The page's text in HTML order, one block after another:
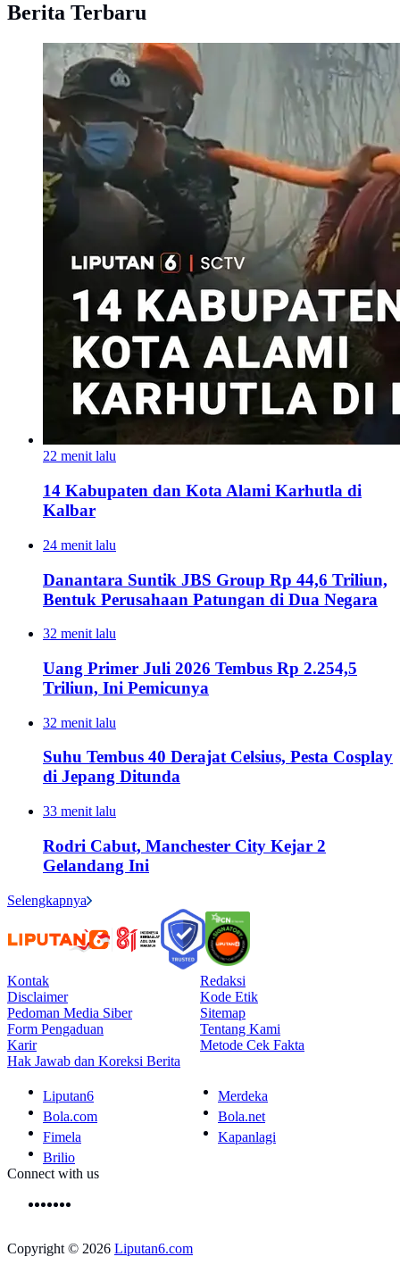
Berita Terbaru
22 menit lalu
14 Kabupaten dan Kota Alami Karhutla di
Kalbar
24 menit lalu
Danantara Suntik JBS Group Rp 44,6 Triliun,
Bentuk Perusahaan Patungan di Dua Negara
32 menit lalu
Uang Primer Juli 2026 Tembus Rp 2.254,5
Triliun, Ini Pemicunya
32 menit lalu
Suhu Tembus 40 Derajat Celsius, Pesta Cosplay
di Jepang Ditunda
33 menit lalu
Rodri Cabut, Manchester City Kejar 2
Gelandang Ini
Selengkapnya
Kontak
Redaksi
Disclaimer
Kode Etik
Pedoman Media Siber
Sitemap
Form Pengaduan
Tentang Kami
Karir
Metode Cek Fakta
Hak Jawab dan Koreksi Berita
Liputan6
Merdeka
Bola.com
Bola.net
Fimela
Kapanlagi
Brilio
Connect with us
Copyright © 2026 Liputan6.com